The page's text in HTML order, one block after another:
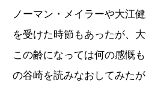
ノーマン・メイラーや大江
を受けた時節もあったが、
この齢になっては何の感慨
の谷崎を読みなおしてみた